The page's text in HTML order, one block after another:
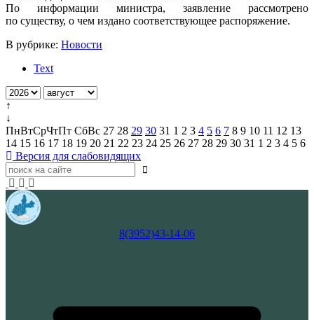
По информации министра, заявление рассмотрено
по существу, о чем издано соответствующее распоряжение.
В рубрике: Новости
Text
↑
↓
ПнВтСрЧтПт СбВс 27 28 29 30 31 1 2 3 4 5 6 7 8 9 10 11 12 13
14 15 16 17 18 19 20 21 22 23 24 25 26 27 28 29 30 31 1 2 3 4 5 6
Версия для слабовидящих
8(3952)43-14-06